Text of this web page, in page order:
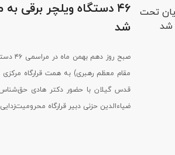
۴۶ دستگاه ویلچر
شد
صبح
مقام معظم رهبری) به همت قرارگاه
قدس گیلان با حضور دکتر هادی حق‌شناس
ضیاءالدین حزنی دبیر قرارگاه